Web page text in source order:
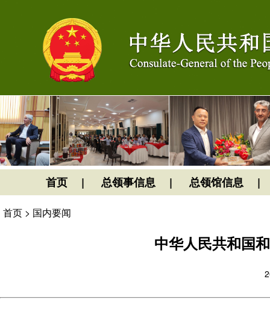
首页 总领事信息 总领馆信息
首页 > 国内要闻
中华人民共和国